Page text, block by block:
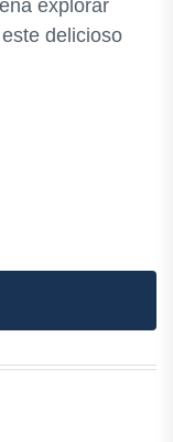
explorar
delicioso